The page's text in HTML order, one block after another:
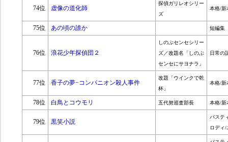
74位 虚像の道化師
探偵ガリレオシリー
ズ
本格/新
75位 あの頃の誰か 短編集
76位 浪花少年探偵団２
しのぶセンセシリー
ズ／改題名「しのぶ
センセにサヨナラ」
日常の
77位 香子の夢−コンパニオン殺人事件
改題「ウインクで乾
杯」
本格/新
78位 白鳥とコウモリ 五代努巡査部長 本格/新
79位 黒笑小説
パステ
ロディ/